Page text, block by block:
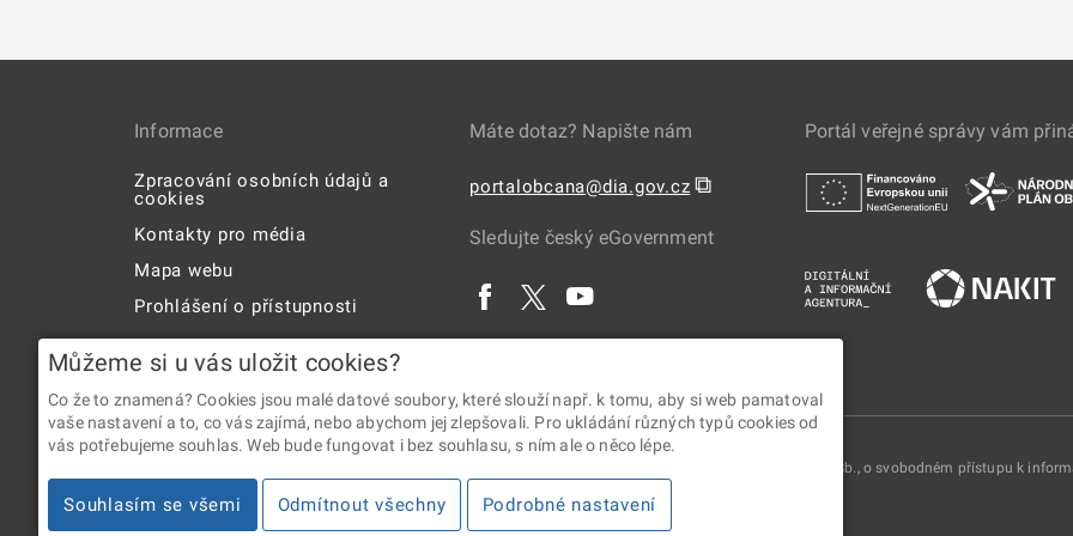
Informace
Zpracování osobních údajů a
cookies
Kontakty pro média
Mapa webu
Prohlášení o přístupnosti
Máte dotaz? Napište nám
portalobcana@dia.gov.cz ⧉
Sledujte český eGovernment
Portál veřejné správy vám
2026 © Digitální a informační agentura • Informace jsou poskytovány v souladu se zákonem č. 106/1999 Sb., o svobodném přístupu k
Můžeme si u vás uložit cookies?
Co že to znamená? Cookies jsou malé datové soubory, které slouží např. k tomu, aby si web pamatoval
vaše nastavení a to, co vás zajímá, nebo abychom jej zlepšovali. Pro ukládání různých typů cookies od
vás potřebujeme souhlas. Web bude fungovat i bez souhlasu, s ním ale o něco lépe.
Souhlasím se všemi Odmítnout všechny Podrobné nastavení